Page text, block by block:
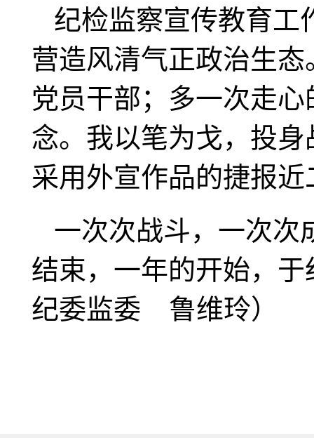
纪检监察宣传教育工
营造风清气正政治生
党员干部；多一次走
念。我以笔为戈，投
采用外宣作品的捷报
一次次战斗，一次次
结束，一年的开始，
纪委监委 鲁维玲）